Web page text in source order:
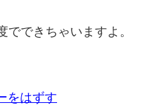
できちゃいますよ。
をはずす